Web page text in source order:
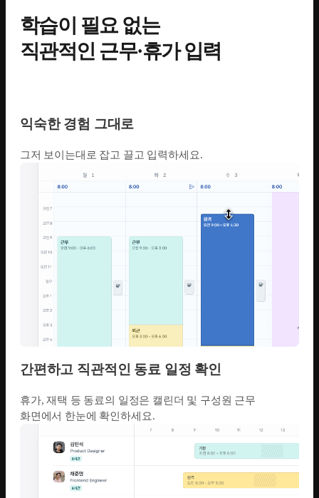
학습이 필요 없는
직관적인 근무·휴가 입력
익숙한 경험 그대로
그저 보이는대로 잡고 끌고 입력하세요.
간편하고 직관적인 동료 일정 확인
휴가, 재택 등 동료의 일정은 캘린더 및 구성원 근무
화면에서 한눈에 확인하세요.